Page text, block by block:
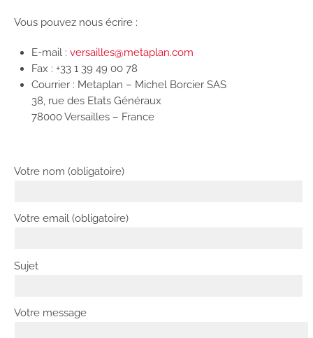
Vous pouvez nous écrire :
E-mail : versailles@metaplan.com
Fax : +33 1 39 49 00 78
Courrier : Metaplan – Michel Borcier SAS
38, rue des Etats Généraux
78000 Versailles – France
Votre nom (obligatoire)
Votre email (obligatoire)
Sujet
Votre message